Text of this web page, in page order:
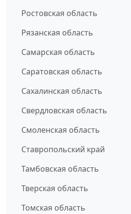
Ростовская область
Рязанская область
Самарская область
Саратовская область
Сахалинская область
Свердловская область
Смоленская область
Ставропольский край
Тамбовская область
Тверская область
Томская область